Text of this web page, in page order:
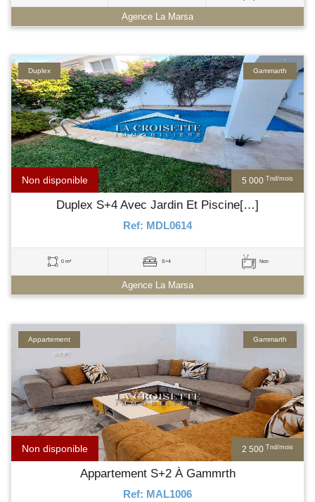
Agence La Marsa
5 000 Tnd/mois
Non disponible
Gammarth
Duplex
Duplex S+4 Avec Jardin Et Piscine[…]
Ref: MDL0614
0 m² S+4 Non
Agence La Marsa
2 500 Tnd/mois
Non disponible
Gammarth
Appartement
Appartement S+2 À Gammrth
Ref: MAL1006